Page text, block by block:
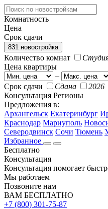
Комнатность
Цена
Срок сдачи
831 новостройка
Количество комнат
Цена квартиры
–
Срок сдачи
Сдана 2026
Консультация Регионы
Предложения в:
Архангельск Екатеринбург
Краснодар Мариуполь
Северодвинск Сочи Тюмень
Избранное
Бесплатно
Консультация
Консультация помогает
Мы работаем
Позвоните нам
ВАМ БЕСПЛАТНО
+7 (800) 301-75-87